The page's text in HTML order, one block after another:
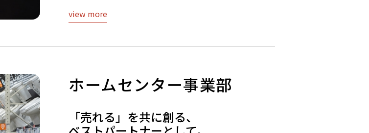
view more
ホームセンター事業部
「売れる」を共に創る、